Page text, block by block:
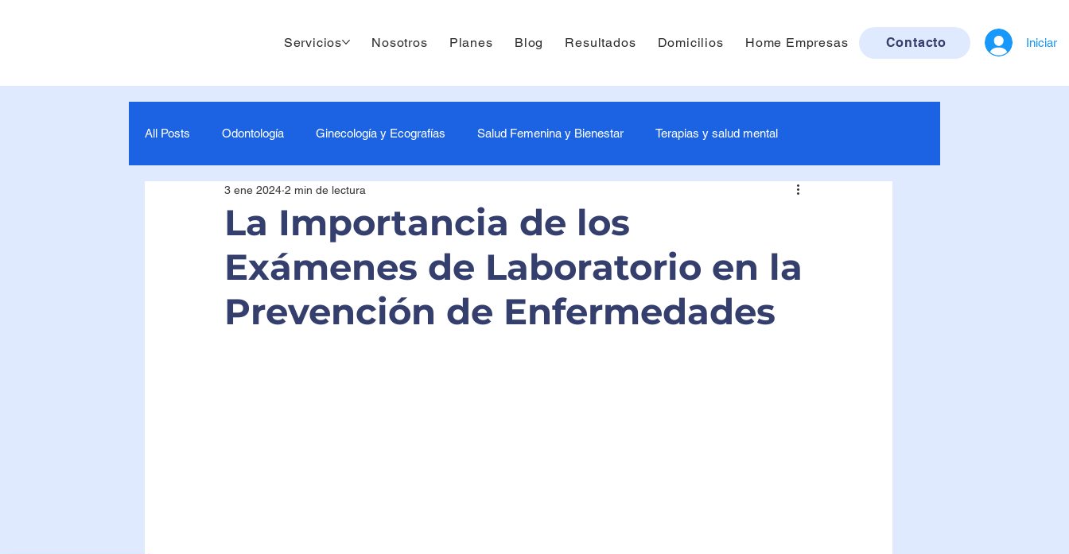
Servicios Nosotros Planes Blog Resultados Domicilios Home Empresas Contacto Iniciar
All Posts Odontología Ginecología y Ecografías Salud Femenina y Bienestar Terapias y salud mental
Cuidado y Apoyo Maternal 0-3 Meses - Estimulación tu bebés
7-9 Meses- Estimulación para bebés 10-12 Meses - Estimulación bebés Laboratorio Pruebas de ETS / ITS
Mamografía
La Importancia de los
Exámenes de Laboratorio en la
Prevención de Enfermedades
3 ene 2024 2 min de lectura